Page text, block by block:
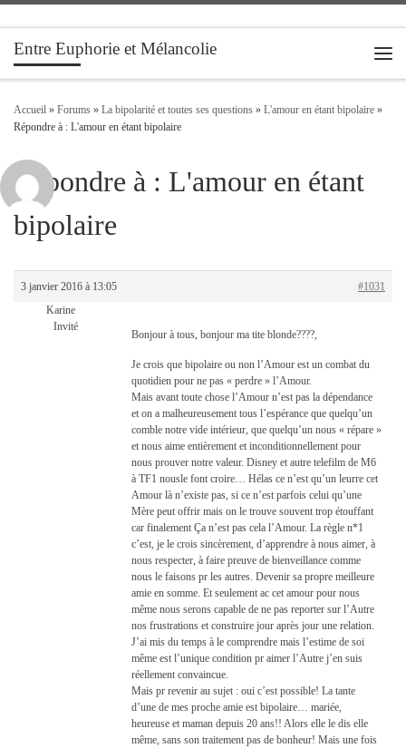
Passer au contenu
Entre Euphorie et Mélancolie
Accueil » Forums » La bipolarité et toutes ses questions » L'amour en étant bipolaire »
Répondre à : L'amour en étant bipolaire
Répondre à : L'amour en étant
bipolaire
3 janvier 2016 à 13:05
#1031
Karine
Invité
Bonjour à tous, bonjour ma tite blonde????,
Je crois que bipolaire ou non l’Amour est un combat du
quotidien pour ne pas « perdre » l’Amour.
Mais avant toute chose l’Amour n’est pas la dépendance
et on a malheureusement tous l’espérance que quelqu’un
comble notre vide intérieur, que quelqu’un nous « répare »
et nous aime entièrement et inconditionnellement pour
nous prouver notre valeur. Disney et autre telefilm de M6
à TF1 nousle font croire… Hélas ce n’est qu’un leurre cet
Amour là n’existe pas, si ce n’est parfois celui qu’une
Mère peut offrir mais on le trouve souvent trop étouffant
car finalement Ça n’est pas cela l’Amour. La règle n*1
c’est, je le crois sincèrement, d’apprendre à nous aimer, à
nous respecter, à faire preuve de bienveillance comme
nous le faisons pr les autres. Devenir sa propre meilleure
amie en somme. Et seulement ac cet amour pour nous
même nous serons capable de ne pas reporter sur l’Autre
nos frustrations et construire jour après jour une relation.
J’ai mis du temps à le comprendre mais l’estime de soi
même est l’unique condition pr aimer l’Autre j’en suis
réellement convaincue.
Mais pr revenir au sujet : oui c’est possible! La tante
d’une de mes proche amie est bipolaire… mariée,
heureuse et maman depuis 20 ans!! Alors elle le dis elle
même, sans son traitement pas de bonheur! Mais une fois